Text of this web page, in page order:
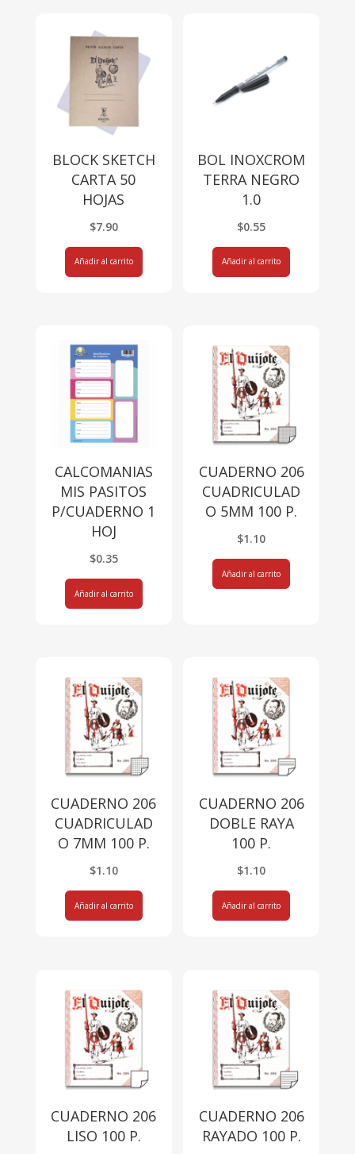
BLOCK SKETCH
CARTA 50
HOJAS
$7.90
Añadir al carrito
BOL INOXCROM
TERRA NEGRO
1.0
$0.55
Añadir al carrito
CALCOMANIAS
MIS PASITOS
P/CUADERNO 1
HOJ
$0.35
Añadir al carrito
CUADERNO 206
CUADRICULAD
O 5MM 100 P.
$1.10
Añadir al carrito
CUADERNO 206
CUADRICULAD
O 7MM 100 P.
$1.10
Añadir al carrito
CUADERNO 206
DOBLE RAYA
100 P.
$1.10
Añadir al carrito
CUADERNO 206
LISO 100 P.
CUADERNO 206
RAYADO 100 P.